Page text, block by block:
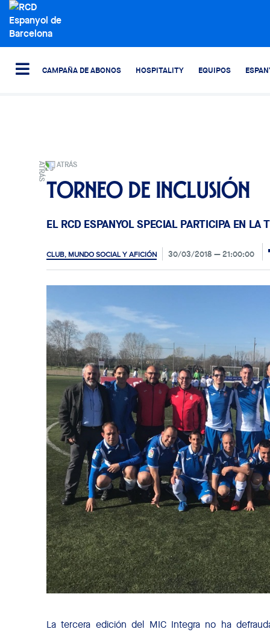
CAMPAÑA DE ABONOS HOSPITALITY EQUIPOS
ATRÁS
Torneo de inclusión
EL RCD ESPANYOL SPECIAL PARTICIPA EN LA
CLUB, MUNDO SOCIAL Y AFICIÓN 30/03/2018 21:00:00
La tercera edición del MIC Integra no ha